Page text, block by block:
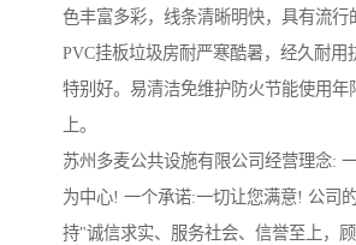
色丰富多彩，线条清晰明快，具有流行
PVC挂板垃圾房耐严寒酷暑，经久耐用
特别好。易清洁免维护防火节能使用年
上。
苏州多麦公共设施有限公司经营理念:
为中心! 一个承诺:一切让您满意! 公司
持"诚信求实、服务社会、信誉至上，